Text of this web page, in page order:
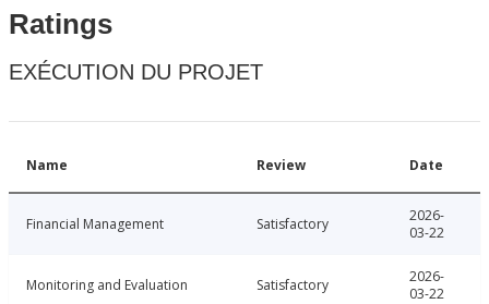
Ratings
EXÉCUTION DU PROJET
Name Review Date
Financial Management Satisfactory
2026-
03-22
Monitoring and Evaluation Satisfactory
2026-
03-22